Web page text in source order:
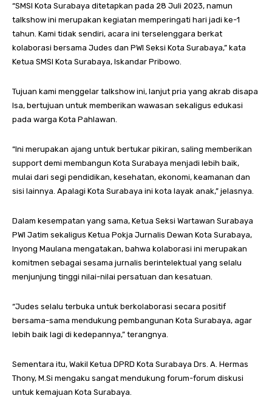
“SMSI Kota Surabaya ditetapkan pada 28 Juli 2023, namun
talkshow ini merupakan kegiatan memperingati hari jadi ke-1
tahun. Kami tidak sendiri, acara ini terselenggara berkat
kolaborasi bersama Judes dan PWI Seksi Kota Surabaya,” kata
Ketua SMSI Kota Surabaya, Iskandar Pribowo.
Tujuan kami menggelar talkshow ini, lanjut pria yang akrab disapa
Isa, bertujuan untuk memberikan wawasan sekaligus edukasi
pada warga Kota Pahlawan.
“Ini merupakan ajang untuk bertukar pikiran, saling memberikan
support demi membangun Kota Surabaya menjadi lebih baik,
mulai dari segi pendidikan, kesehatan, ekonomi, keamanan dan
sisi lainnya. Apalagi Kota Surabaya ini kota layak anak,” jelasnya.
Dalam kesempatan yang sama, Ketua Seksi Wartawan Surabaya
PWI Jatim sekaligus Ketua Pokja Jurnalis Dewan Kota Surabaya,
Inyong Maulana mengatakan, bahwa kolaborasi ini merupakan
komitmen sebagai sesama jurnalis berintelektual yang selalu
menjunjung tinggi nilai-nilai persatuan dan kesatuan.
“Judes selalu terbuka untuk berkolaborasi secara positif
bersama-sama mendukung pembangunan Kota Surabaya, agar
lebih baik lagi di kedepannya,” terangnya.
Sementara itu, Wakil Ketua DPRD Kota Surabaya Drs. A. Hermas
Thony, M.Si mengaku sangat mendukung forum-forum diskusi
untuk kemajuan Kota Surabaya.